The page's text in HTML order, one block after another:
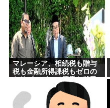
マレーシア、相続税も贈与
税も金融所得課税もゼロの
トリプルゼロで優秀な移民
を海外から集めてしまう…